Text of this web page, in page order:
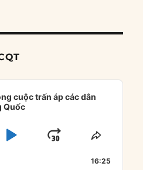
cuộc trấn áp các dân
Quốc
PLAYJUMP
FORWARD
SHARE
16:25